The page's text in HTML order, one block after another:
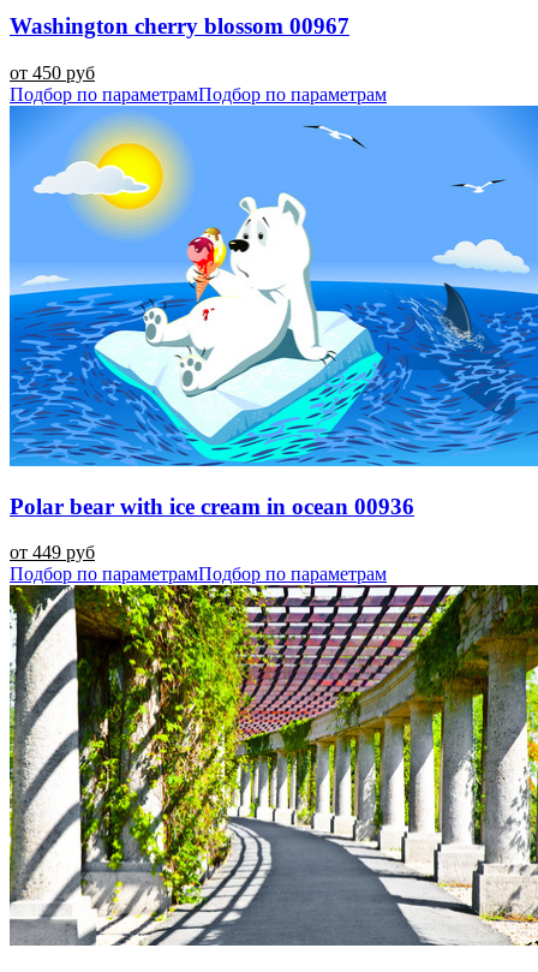
Washington cherry blossom 00967
от 450 руб
Подбор по параметрамПодбор по параметрам
Polar bear with ice cream in ocean 00936
от 449 руб
Подбор по параметрамПодбор по параметрам